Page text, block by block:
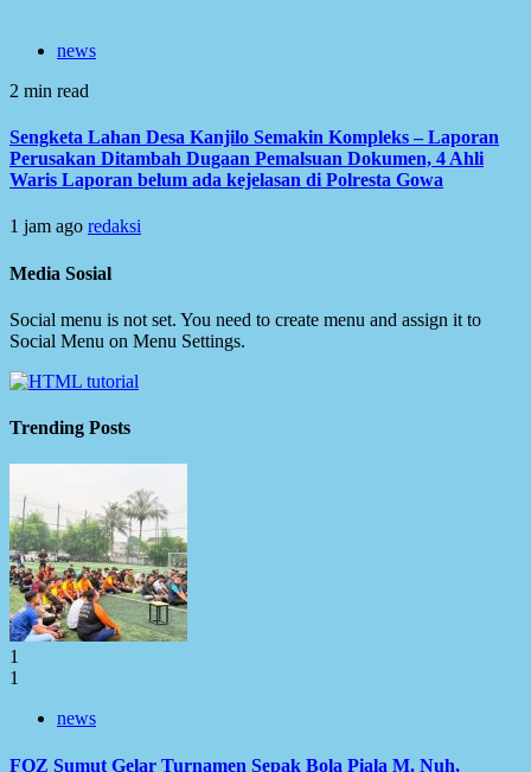
news
2 min read
Sengketa Lahan Desa Kanjilo Semakin Kompleks – Laporan
Perusakan Ditambah Dugaan Pemalsuan Dokumen, 4 Ahli
Waris Laporan belum ada kejelasan di Polresta Gowa
1 jam ago redaksi
Media Sosial
Social menu is not set. You need to create menu and assign it to
Social Menu on Menu Settings.
Trending Posts
1
1
news
FOZ Sumut Gelar Turnamen Sepak Bola Piala M. Nuh,